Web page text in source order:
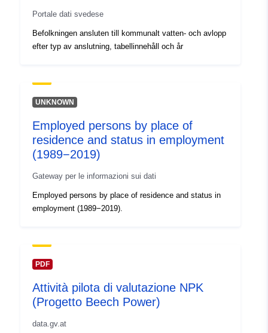
Portale dati svedese
Befolkningen ansluten till kommunalt vatten- och avlopp
efter typ av anslutning, tabellinnehåll och år
UNKNOWN
Employed persons by place of
residence and status in employment
(1989−2019)
Gateway per le informazioni sui dati
Employed persons by place of residence and status in
employment (1989−2019).
PDF
Attività pilota di valutazione NPK
(Progetto Beech Power)
data.gv.at